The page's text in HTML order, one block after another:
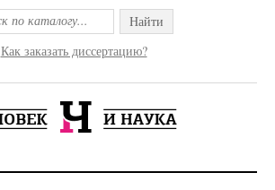
Найти
Как заказать диссертацию?